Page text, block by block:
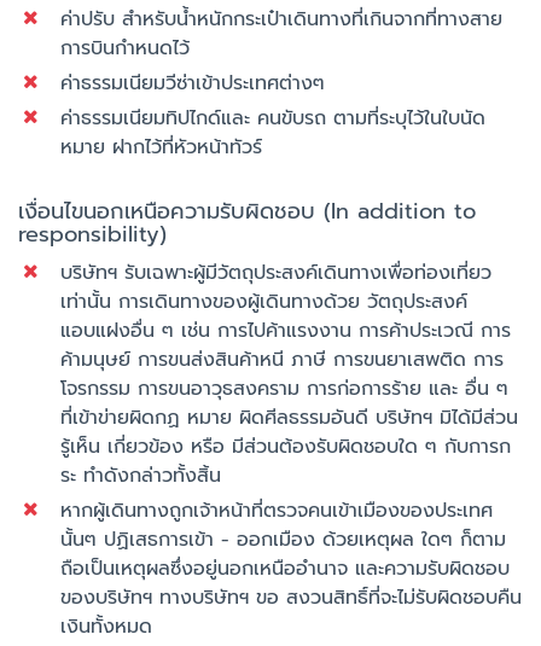
ค่าปรับ สำหรับน้ำหนักกระเป๋าเดินทางที่เกินจากที่ทางสาย
การบินกำหนดไว้
ค่าธรรมเนียมวีซ่าเข้าประเทศต่างๆ
ค่าธรรมเนียมทิปไกด์และ คนขับรถ ตามที่ระบุไว้ในใบนัด
หมาย ฝากไว้ที่หัวหน้าทัวร์
เงื่อนไขนอกเหนือความรับผิดชอบ (In addition to
responsibility)
บริษัทฯ รับเฉพาะผู้มีวัตถุประสงค์เดินทางเพื่อท่องเที่ยว
เท่านั้น การเดินทางของผู้เดินทางด้วย วัตถุประสงค์
แอบแฝงอื่น ๆ เช่น การไปค้าแรงงาน การค้าประเวณี การ
ค้ามนุษย์ การขนส่งสินค้าหนี ภาษี การขนยาเสพติด การ
โจรกรรม การขนอาวุธสงคราม การก่อการร้าย และ อื่น ๆ
ที่เข้าข่ายผิดกฏ หมาย ผิดศีลธรรมอันดี บริษัทฯ มิได้มีส่วน
รู้เห็น เกี่ยวข้อง หรือ มีส่วนต้องรับผิดชอบใด ๆ กับการก
ระ ทำดังกล่าวทั้งสิ้น
หากผู้เดินทางถูกเจ้าหน้าที่ตรวจคนเข้าเมืองของประเทศ
นั้นๆ ปฏิเสธการเข้า - ออกเมือง ด้วยเหตุผล ใดๆ ก็ตาม
ถือเป็นเหตุผลซึ่งอยู่นอกเหนืออำนาจ และความรับผิดชอบ
ของบริษัทฯ ทางบริษัทฯ ขอ สงวนสิทธิ์ที่จะไม่รับผิดชอบคืน
เงินทั้งหมด